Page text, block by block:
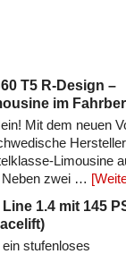
T5 R-Design –
im
Mit dem neuen
Limousine
Neben zwei …
1.4 mit 145
stufenloses